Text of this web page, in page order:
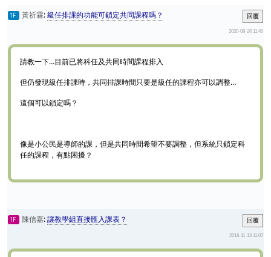
Post List
1F 黃祈霖: 回覆
級任排課的功能可鎖定共同課程嗎？
2020-08-26 11:40
請教一下…目前已將科任及共同時間課程排入
但仍發現級任排課時，共同排課時間只要是級任的課程亦可以調整…
這個可以鎖定嗎？
像是小公民是導師的課，但是共同時間希望不要調整，但系統只鎖定科
任的課程，有點困擾？
1F 陳信嘉: 回覆
讓教學組直接匯入課表？
2018-11-13 11:07